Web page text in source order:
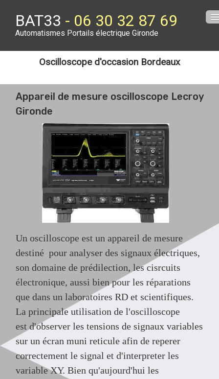
BAT33 - 06 30 32 87 69
Automatismes Portails électrique Gironde
Prix Portail
DV Cenon
Oscilloscope d'occasion Bordeaux
Appareil de mesure oscilloscope Lecroy
Gironde
Un oscilloscope est un appareil de mesure
destiné pour analyser des signaux électriques,
son domaine de prédilection, les cisrcuits
électronique, aussi bien pour les réparations
que dans un laboratoires RD et scientifiques.
La principale utilisation de l'oscilloscope
est d'observer les tensions de signaux variables
sur un écran muni reticule afin de reperer
correctement le signal et d'interpreter les
variable XY. Bien qu'aujourd'hui les